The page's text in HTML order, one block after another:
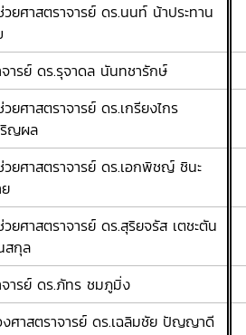
วยศาสตราจารย์ ดร.นนท์ น้าประทาน
ารย์ ดร.รุจาดล นันทชารักษ์
ยศาสตราจารย์ ดร.เกรียงไกร
ริญผล
วยศาสตราจารย์ ดร.เอกพิชญ์ ชินะ
ยศาสตราจารย์ ดร.สุริยจรัส เตชะตัน
สกุล
ารย์ ดร.ภัทร ชมภูมิ่ง
ศาสตราจารย์ ดร.เฉลิมชัย ปัญญาดี